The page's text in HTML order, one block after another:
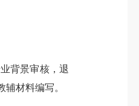
背景审核，退
材料编写。